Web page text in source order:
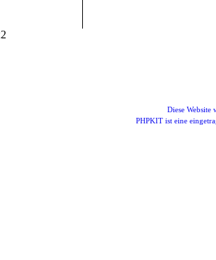
Diese Website
PHPKIT ist eine